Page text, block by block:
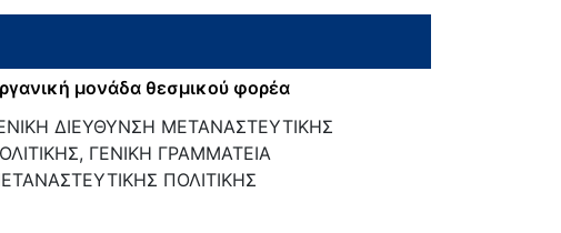
μονάδα θεσμικού φορέα
ΔΙΕΥΘΥΝΣΗ ΜΕΤΑΝΑΣΤΕΥΤΙΚΗΣ
ΓΕΝΙΚΗ ΓΡΑΜΜΑΤΕΙΑ
ΠΟΛΙΤΙΚΗΣ